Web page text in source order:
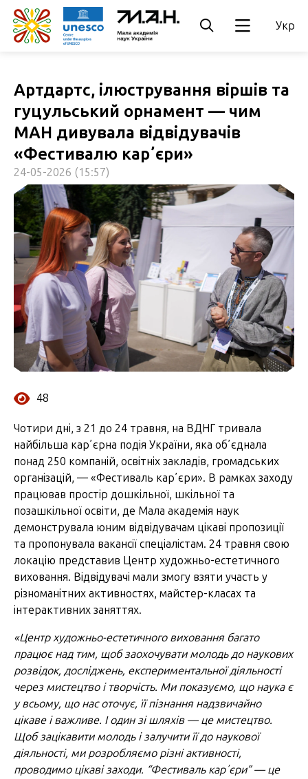
Укр
Артдартс, ілюстрування віршів та
гуцульський орнамент — чим
МАН дивувала відвідувачів
«Фестивалю карʼєри»
24-05-2026 (15:57)
48
Чотири дні, з 21 до 24 травня, на ВДНГ тривала
найбільша карʼєрна подія України, яка обʼєднала
понад 250 компаній, освітніх закладів, громадських
організацій, — «Фестиваль карʼєри». В рамках заходу
працював простір дошкільної, шкільної та
позашкільної освіти, де Мала академія наук
демонструвала юним відвідувачам цікаві пропозиції
та пропонувала вакансії спеціалістам. 24 травня свою
локацію представив Центр художньо-естетичного
виховання. Відвідувачі мали змогу взяти участь у
різноманітних активностях, майстер-класах та
інтерактивних заняттях.
«Центр художньо-естетичного виховання багато
працює над тим, щоб заохочувати молодь до наукових
розвідок, досліджень, експериментальної діяльності
через мистецтво і творчість. Ми показуємо, що наука є
у всьому, що нас оточує, її пізнання надзвичайно
цікаве і важливе. І один зі шляхів — це мистецтво.
Щоб зацікавити молодь і залучити її до наукової
діяльності, ми розробляємо різні активності,
проводимо цікаві заходи. “Фестиваль карʼєри” — це